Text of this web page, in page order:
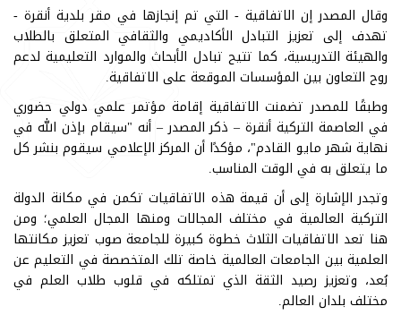
وقال المصدر إن الاتفاقية - التي تم إنجازها في مقر بلدية أنقرة -
تهدف إلى تعزيز التبادل الأكاديمي والثقافي المتعلق بالطلاب
والهيئة التدريسية، كما تتيح تبادل الأبحاث والموارد التعليمية لدعم
روح التعاون بين المؤسسات الموقعة على الاتفاقية.
وطبقًا للمصدر تضمنت الاتفاقية إقامة مؤتمر علمي دولي حضوري
في العاصمة التركية أنقرة – ذكر المصدر – أنه "سيقام بإذن الله في
نهاية شهر مايو القادم"، مؤكدًا أن المركز الإعلامي سيقوم بنشر كل
ما يتعلق به في الوقت المناسب.
وتجدر الإشارة إلى أن قيمة هذه الاتفاقيات تكمن في مكانة الدولة
التركية العالمية في مختلف المجالات ومنها المجال العلمي؛ ومن
هنا تعد الاتفاقيات الثلاث خطوة كبيرة للجامعة صوب تعزيز مكانتها
العلمية بين الجامعات العالمية خاصة تلك المتخصصة في التعليم عن
بُعد، وتعزيز رصيد الثقة الذي تمتلكه في قلوب طلاب العلم في
مختلف بلدان العالم.